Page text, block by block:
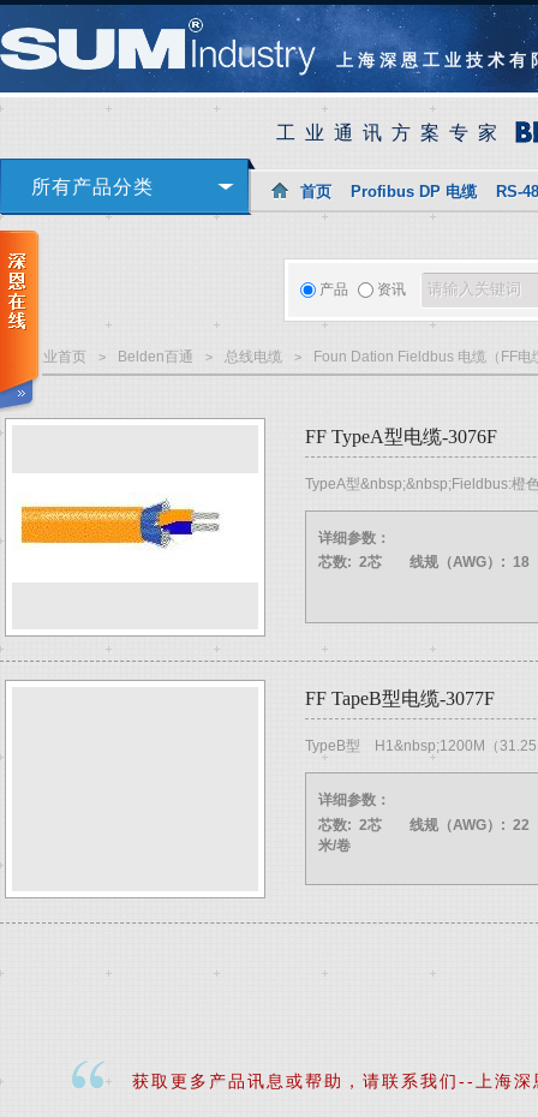
上海深恩工业技术有
工业通讯方案专家
所有产品分类 首页 Profibus DP 电缆 RS-
产品 资讯
深恩工业首页 > Belden百通 > 总线电缆 > Foun Dation Fieldbus 电缆（FF电
FF TypeA型电缆-3076F
TypeA型&nbsp;&nbsp;Fieldbus:橙
详细参数：
芯数: 2芯
线规（AWG）: 18
FF TapeB型电缆-3077F
TypeB型 H1&nbsp;1200M（
详细参数：
芯数: 2芯
线规（AWG）: 22
米/卷
获取更多产品讯息或帮助，请联系我们--上海深